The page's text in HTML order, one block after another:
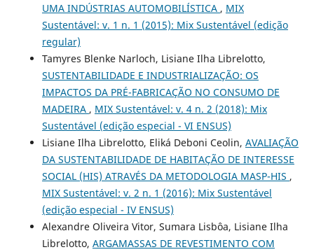
UMA INDÚSTRIAS AUTOMOBILÍSTICA , MIX
Sustentável: v. 1 n. 1 (2015): Mix Sustentável (edição
regular)
Tamyres Blenke Narloch, Lisiane Ilha Librelotto,
SUSTENTABILIDADE E INDUSTRIALIZAÇÃO: OS
IMPACTOS DA PRÉ-FABRICAÇÃO NO CONSUMO DE
MADEIRA , MIX Sustentável: v. 4 n. 2 (2018): Mix
Sustentável (edição especial - VI ENSUS)
Lisiane Ilha Librelotto, Eliká Deboni Ceolin, AVALIAÇÃO
DA SUSTENTABILIDADE DE HABITAÇÃO DE INTERESSE
SOCIAL (HIS) ATRAVÉS DA METODOLOGIA MASP-HIS ,
MIX Sustentável: v. 2 n. 1 (2016): Mix Sustentável
(edição especial - IV ENSUS)
Alexandre Oliveira Vitor, Sumara Lisbôa, Lisiane Ilha
Librelotto, ARGAMASSAS DE REVESTIMENTO COM